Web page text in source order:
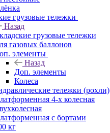
грузовые тележки
Назад
грузовые тележки
газовых баллонов
элементы
Назад
Доп. элементы
Колеса
тележки (рохли)
4-х колесная
с бортами
кг